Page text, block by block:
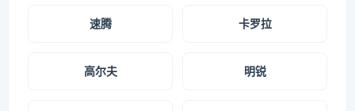
速腾 卡罗拉
高尔夫 明锐